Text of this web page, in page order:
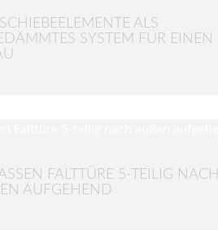
ALS
SYSTEM FÜR EINEN
FALTTÜRE 5-TEILIG NACH
AUFGEHEND